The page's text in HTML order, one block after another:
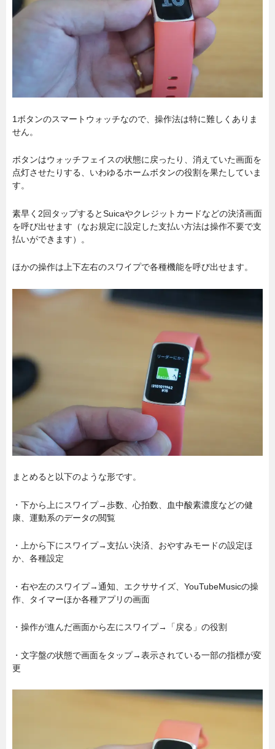
1ボタンのスマートウォッチなので、操作法は特に難しくありま
せん。
ボタンはウォッチフェイスの状態に戻ったり、消えていた画面を
点灯させたりする、いわゆるホームボタンの役割を果たしていま
す。
素早く2回タップするとSuicaやクレジットカードなどの決済画面
を呼び出せます（なお規定に設定した支払い方法は操作不要で支
払いができます）。
ほかの操作は上下左右のスワイプで各種機能を呼び出せます。
まとめると以下のような形です。
・下から上にスワイプ→歩数、心拍数、血中酸素濃度などの健
康、運動系のデータの閲覧
・上から下にスワイプ→支払い決済、おやすみモードの設定ほ
か、各種設定
・右や左のスワイプ→通知、エクササイズ、YouTubeMusicの操
作、タイマーほか各種アプリの画面
・操作が進んだ画面から左にスワイプ→「戻る」の役割
・文字盤の状態で画面をタップ→表示されている一部の指標が変
更